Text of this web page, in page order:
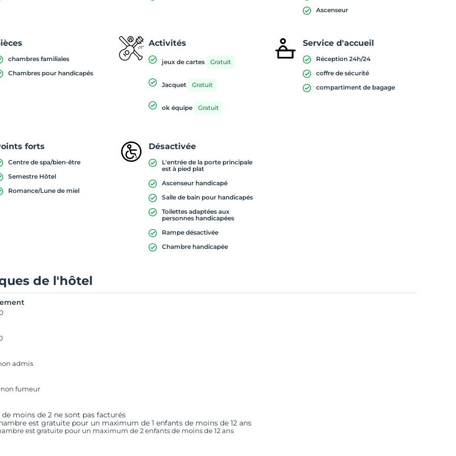
Ascenseur
chambres familiales
Chambres pour handicapés
Activités
jeux de cartes Gratuit
Jacquet Gratuit
ok équipe Gratuit
Service d'accueil
Réception 24h/24
coffre de sécurité
compartiment de bagage
forts
Centre de spa/bien-être
Semestre Hôtel
Romance/Lune de miel
Désactivée
L'entrée de la porte principale
est à pied plat
Ascenseur handicapé
Salle de bain pour handicapés
Toilettes adaptées aux
personnes handicapées
Rampe désactivée
Chambre handicapée
de l'hôtel
admis
fumeur
de moins de 2 ne sont pas facturés
est gratuite pour un maximum de 1 enfants de moins de 12 ans
est gratuite pour un maximum de 2 enfants de moins de 12 ans